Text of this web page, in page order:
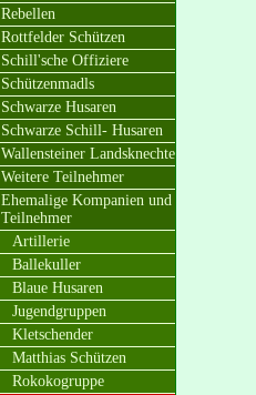
Rebellen
Rottfelder Schützen
Schill'sche Offiziere
Schützenmadls
Schwarze Husaren
Schwarze Schill- Husaren
Wallensteiner Landsknechte
Weitere Teilnehmer
Ehemalige Kompanien und
Teilnehmer
Artillerie
Ballekuller
Blaue Husaren
Jugendgruppen
Kletschender
Matthias Schützen
Rokokogruppe